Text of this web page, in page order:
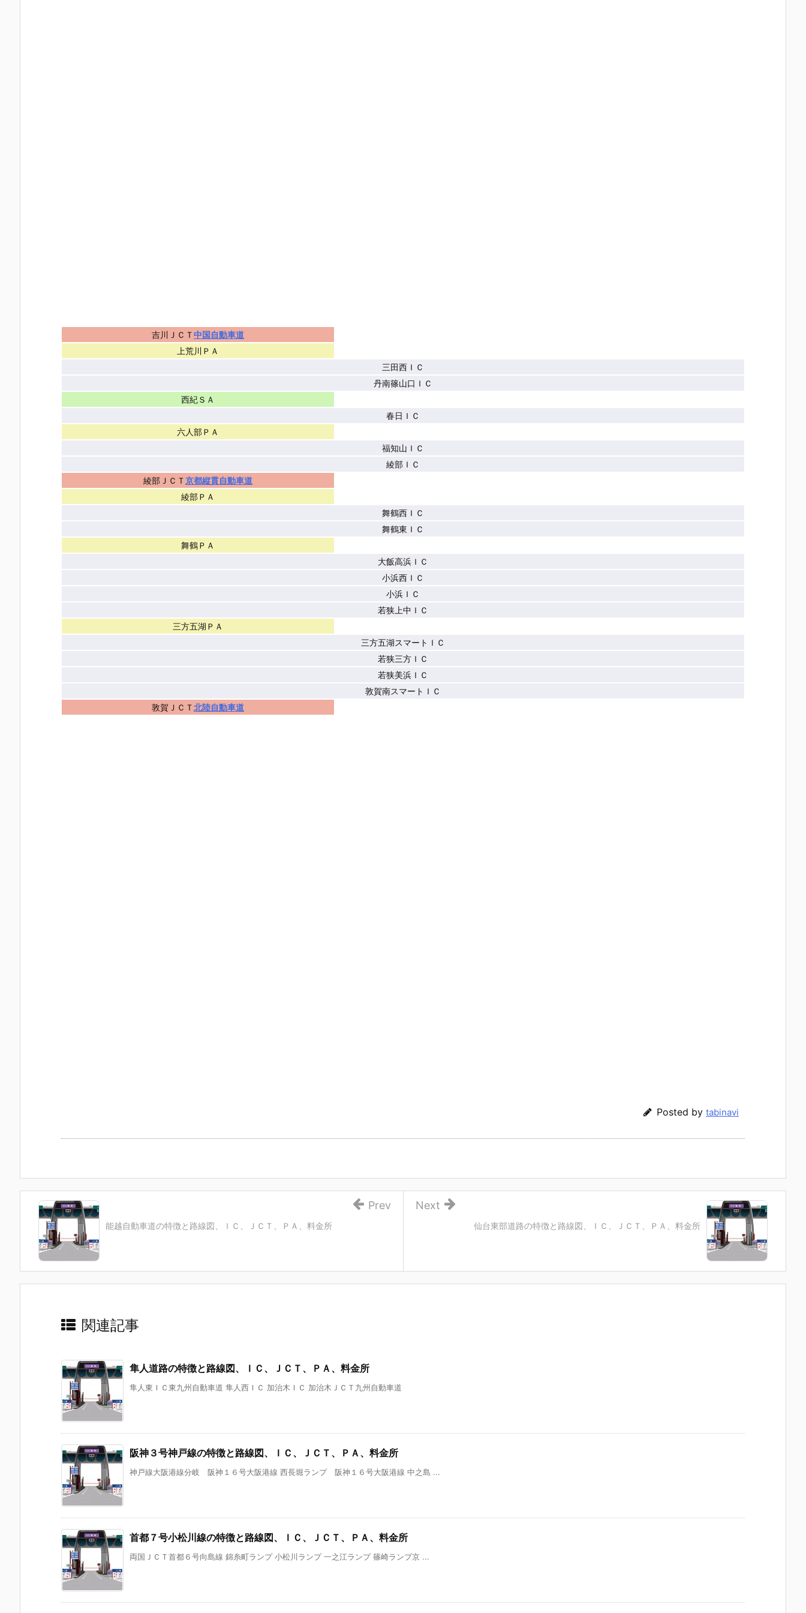
吉川ＪＣＴ中国自動車道
上荒川ＰＡ
三田西ＩＣ
丹南篠山口ＩＣ
西紀ＳＡ
春日ＩＣ
六人部ＰＡ
福知山ＩＣ
綾部ＩＣ
綾部ＪＣＴ京都縦貫自動車道
綾部ＰＡ
舞鶴西ＩＣ
舞鶴東ＩＣ
舞鶴ＰＡ
大飯高浜ＩＣ
小浜西ＩＣ
小浜ＩＣ
若狭上中ＩＣ
三方五湖ＰＡ
三方五湖スマートＩＣ
若狭三方ＩＣ
若狭美浜ＩＣ
敦賀南スマートＩＣ
敦賀ＪＣＴ北陸自動車道
Posted by tabinavi
仙台東部道路の特徴と路線図、ＩＣ、ＪＣＴ、ＰＡ、料金所
Next
能越自動車道の特徴と路線図、ＩＣ、ＪＣＴ、ＰＡ、料金所
Prev
関連記事
隼人道路の特徴と路線図、ＩＣ、ＪＣＴ、ＰＡ、料金所
隼人東ＩＣ東九州自動車道 隼人西ＩＣ 加治木ＩＣ 加治木ＪＣＴ九州自動車道
阪神３号神戸線の特徴と路線図、ＩＣ、ＪＣＴ、ＰＡ、料金所
神戸線大阪港線分岐 阪神１６号大阪港線 西長堀ランプ 阪神１６号大阪港線 中之島 ...
首都７号小松川線の特徴と路線図、ＩＣ、ＪＣＴ、ＰＡ、料金所
両国ＪＣＴ首都６号向島線 錦糸町ランプ 小松川ランプ 一之江ランプ 篠崎ランプ京 ...